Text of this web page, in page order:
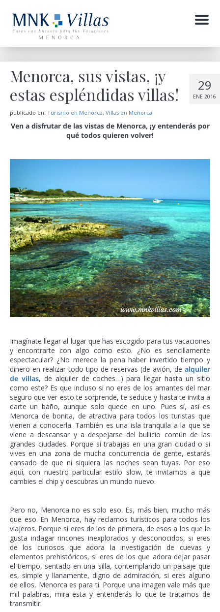
Menu
29
ENE 2016
Menorca, sus vistas, ¡y
estas espléndidas villas!
publicado en: Turismo en Menorca, Villas en Menorca
Ven a disfrutar de las vistas de Menorca, ¡y entenderás por
qué todos quieren volver!
Imagínate llegar al lugar que has escogido para tus vacaciones
y encontrarte con algo como esto. ¿No es sencillamente
espectacular? ¿No merece la pena haber invertido tiempo y
dinero en realizar todo tipo de reservas (de avión, de alquiler
de villas, de alquiler de coches…) para llegar hasta un sitio
como este? Es que incluso si no eres de los amantes del mar
seguro que ver esto te sorprende, te seduce y hasta te invita a
darte un baño, aunque solo quede en uno. Pues sí, así es
Menorca de bonita, de atractiva para todos los turistas que
vienen a conocerla. También es una isla tranquila a la que se
viene a descansar y a despejarse del bullicio común de las
grandes ciudades. Porque si trabajas en una gran ciudad o si
vives en una zona de mucha concurrencia de gente, estarás
cansado de que ni siquiera las noches sean tuyas. Por eso
aquí, con nuestro particular estilo slow, te invitamos a que
cambies el chip y descubras un mundo nuevo.
Pero no, Menorca no es solo eso. Es, más bien, mucho más
que eso. En Menorca, hay reclamos turísticos para todos los
viajeros. Porque si eres de los de primera, de esos a los que le
gusta indagar rincones inexplorados y desconocidos, si eres
de los curiosos que adora la investigación de cuevas y
elementos prehistóricos, si eres de los que adora dejar pasar
el tiempo, sentado en una silla, contemplando un paisaje que
es, simple y llanamente, digno de admiración, si eres alguno
de ellos, Menorca es para ti. Porque una imagen vale más que
mil palabras, mira esta y entenderás lo que te tratamos de
transmitir: